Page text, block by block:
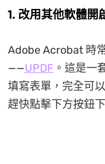
1. 改用其他軟體開
Adobe Acrobat 時
——UPDF 。這是一
填寫表單，完全可
趕快點擊下方按鈕